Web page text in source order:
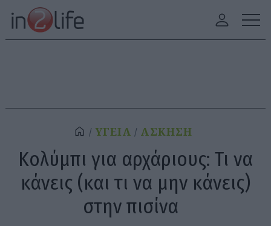
ΥΓΕΙΑ ΑΣΚΗΣΗ
Κολύμπι για αρχάριους: Τι να
κάνεις (και τι να μην κάνεις)
στην πισίνα